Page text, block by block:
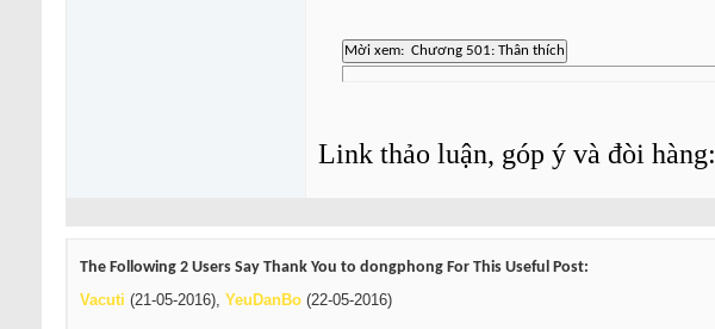
Link thảo luận, góp ý và đòi hàng:
The Following 2 Users Say Thank You to dongphong For This Useful Post:
Vacuti (21-05-2016), YeuDanBo (22-05-2016)